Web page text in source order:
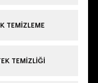
TEMIZLEME
TEMIZLIĞI